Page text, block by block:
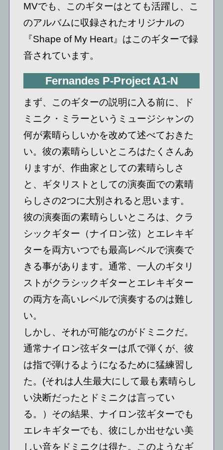
MVでも、このギターはとても活躍し、こ
のアルバムに収録されたオリジナルの
『Shape of My Heart』はこのギターで録
音されています。
Fernandes P-Project A1-N
まず、このギターの説明に入る前に、ド
ミニク・ミラーというミュージシャンの
何が素晴らしいかを改めて述べておきた
い。彼の素晴らしいところはたくさんあ
りますが、作曲家としての素晴らしさ
と、ギタリストとしての演奏面での素晴
らしさの2つに大別されると思います。
彼の演奏面の素晴らしいところは、クラ
シックギター（ナイロン弦）とエレキギ
ターを両方いつでも最高レベルで演奏で
きる事があります。通常、一人のギタリ
ストがクラシックギターとエレキギター
の両方を高いレベルで演奏するのは難し
い。
しかし、それが可能なのがドミニクだ。
通常ナイロン弦ギターは爪で弾くが、彼
は指で弾けるようになるために猛練習し
た。(それは人生最大にして最も素晴らし
い決断だったとドミニクは言ってい
る。）その結果、ナイロン弦ギターでも
エレキギターでも、彼にしか出せない美
しい音をドミニクは得た。このようなギ